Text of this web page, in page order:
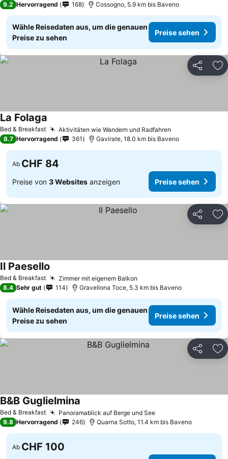
9.2 Hervorragend 168 Cossogno, 5.9 km bis Baveno
Wähle Reisedaten aus, um die genauen
Preise zu sehen
Preise sehen
Teilen
Bed & Breakfast Aktivitäten wie Wandern und Radfahren
La Folaga
8.7 Hervorragend 361 Gavirate, 18.0 km bis Baveno
Ab CHF 84
Preise von 3 Websites anzeigen Preise sehen
Teilen
Bed & Breakfast Zimmer mit eigenem Balkon
Il Paesello
8.4 Sehr gut 114 Gravellona Toce, 5.3 km bis Baveno
Wähle Reisedaten aus, um die genauen
Preise zu sehen
Preise sehen
Teilen
Bed & Breakfast Panoramablick auf Berge und See
B&B Guglielmina
9.8 Hervorragend 246 Quarna Sotto, 11.4 km bis Baveno
Ab CHF 100